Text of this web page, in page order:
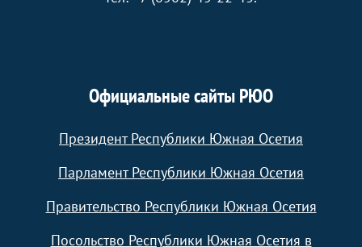
Официальные сайты РЮО
Президент Республики Южная Осетия
Парламент Республики Южная Осетия
Правительство Республики Южная Осетия
Посольство Республики Южная Осетия в